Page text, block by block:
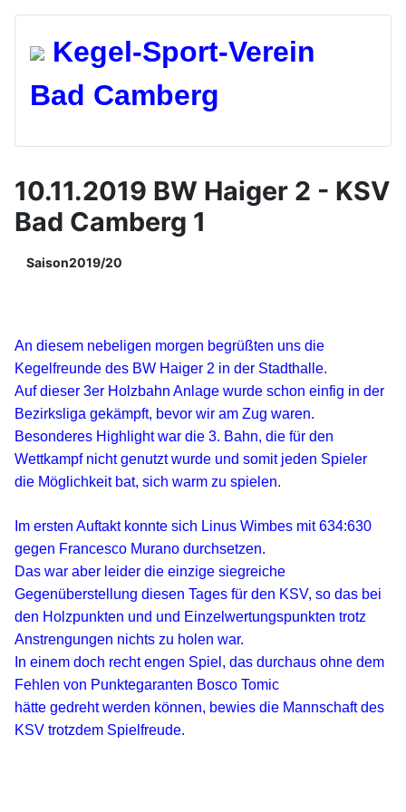
Kegel-Sport-Verein
Bad Camberg
10.11.2019 BW Haiger 2 - KSV
Bad Camberg 1
Saison2019/20
An diesem nebeligen morgen begrüßten uns die
Kegelfreunde des BW Haiger 2 in der Stadthalle.
Auf dieser 3er Holzbahn Anlage wurde schon einfig in der
Bezirksliga gekämpft, bevor wir am Zug waren.
Besonderes Highlight war die 3. Bahn, die für den
Wettkampf nicht genutzt wurde und somit jeden Spieler
die Möglichkeit bat, sich warm zu spielen.
Im ersten Auftakt konnte sich Linus Wimbes mit 634:630
gegen Francesco Murano durchsetzen.
Das war aber leider die einzige siegreiche
Gegenüberstellung diesen Tages für den KSV, so das bei
den Holzpunkten und und Einzelwertungspunkten trotz
Anstrengungen nichts zu holen war.
In einem doch recht engen Spiel, das durchaus ohne dem
Fehlen von Punktegaranten Bosco Tomic
hätte gedreht werden können, bewies die Mannschaft des
KSV trotzdem Spielfreude.